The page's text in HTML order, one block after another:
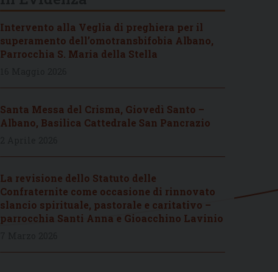
Intervento alla Veglia di preghiera per il
superamento dell’omotransbifobia Albano,
Parrocchia S. Maria della Stella
Santa Messa del Crisma, Giovedì Santo –
Albano, Basilica Cattedrale San Pancrazio
La revisione dello Statuto delle
Confraternite come occasione di rinnovato
slancio spirituale, pastorale e caritativo –
parrocchia Santi Anna e Gioacchino Lavinio